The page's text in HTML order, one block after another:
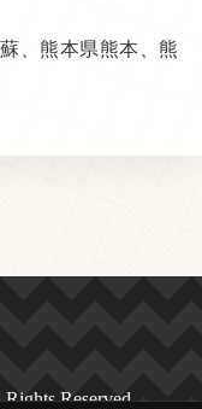
、熊本県熊本、熊
Reserved.